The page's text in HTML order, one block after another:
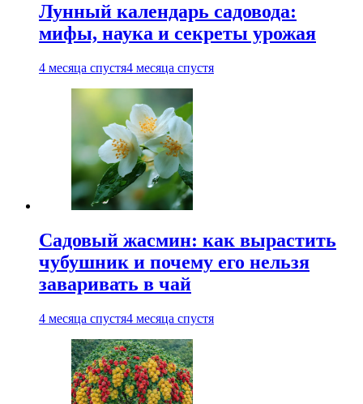
Лунный календарь садовода:
мифы, наука и секреты урожая
4 месяца спустя4 месяца спустя
Садовый жасмин: как вырастить
чубушник и почему его нельзя
заваривать в чай
4 месяца спустя4 месяца спустя